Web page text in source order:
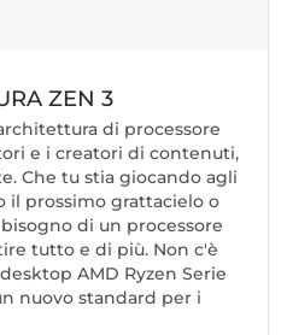
ZEN 3
di processore
e i creatori di contenuti,
Che tu stia giocando agli
prossimo grattacielo o
di un processore
tutto e di più. Non c'è
AMD Ryzen Serie
nuovo standard per i